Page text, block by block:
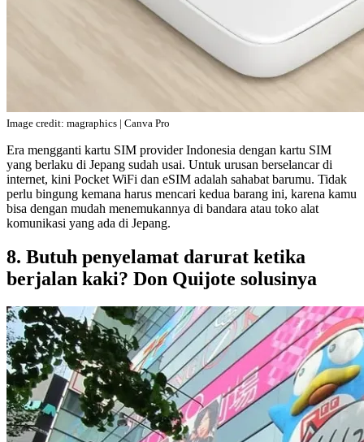
Image credit: magraphics | Canva Pro
Era mengganti kartu SIM provider Indonesia dengan kartu SIM
yang berlaku di Jepang sudah usai. Untuk urusan berselancar di
internet, kini Pocket WiFi dan eSIM adalah sahabat barumu. Tidak
perlu bingung kemana harus mencari kedua barang ini, karena kamu
bisa dengan mudah menemukannya di bandara atau toko alat
komunikasi yang ada di Jepang.
8. Butuh penyelamat darurat ketika
berjalan kaki? Don Quijote solusinya